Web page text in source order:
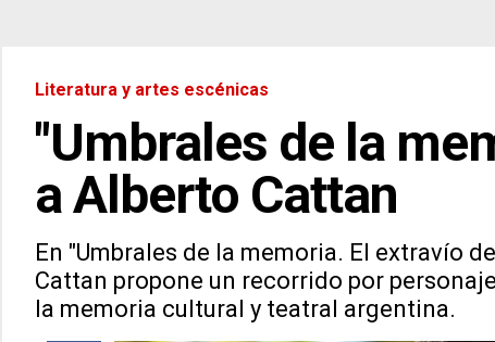
Literatura y artes escénicas
"Umbrales de la
a Alberto Cattan
En "Umbrales de la memoria. El extravío
Cattan propone un recorrido por
la memoria cultural y teatral argentina.